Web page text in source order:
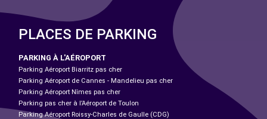
PLACES DE PARKING
PARKING À L'AÉROPORT
Parking Aéroport Biarritz pas cher
Parking Aéroport de Cannes - Mandelieu pas cher
Parking Aéroport Nîmes pas cher
Parking pas cher à l’Aéroport de Toulon
Parking Aéroport Roissy-Charles de Gaulle (CDG)